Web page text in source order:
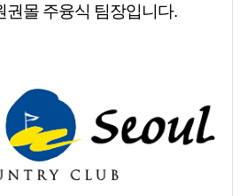
권몰 주융식 팀장입니다.